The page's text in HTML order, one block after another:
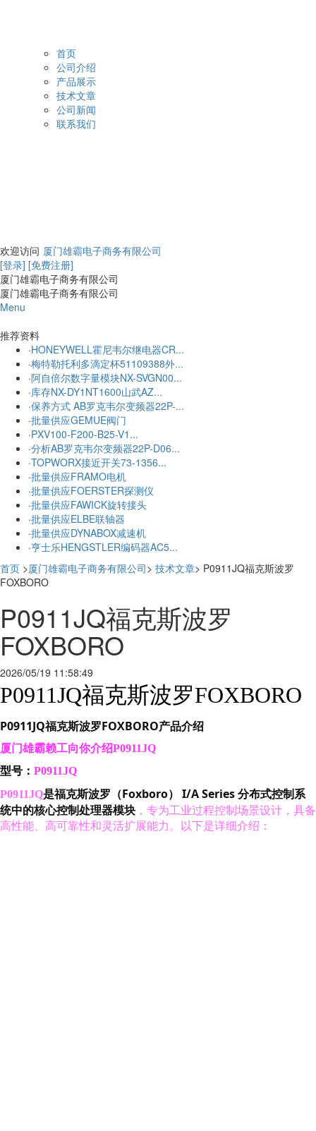
首页
公司介绍
产品展示
技术文章
公司新闻
联系我们
欢迎访问 厦门雄霸电子商务有限公司
[登录] [免费注册]
厦门雄霸电子商务有限公司
厦门雄霸电子商务有限公司
Menu
推荐资料
·HONEYWELL霍尼韦尔继电器CR...
·梅特勒托利多滴定杯51109388外...
·阿自倍尔数字量模块NX-SVGN00...
·库存NX-DY1NT1600山武AZ...
·保养方式 AB罗克韦尔变频器22P-...
·批量供应GEMUE阀门
·PXV100-F200-B25-V1...
·分析AB罗克韦尔变频器22P-D06...
·TOPWORX接近开关73-1356...
·批量供应FRAMO电机
·批量供应FOERSTER探测仪
·批量供应FAWICK旋转接头
·批量供应ELBE联轴器
·批量供应DYNABOX减速机
·亨士乐HENGSTLER编码器AC5...
首页 >厦门雄霸电子商务有限公司> 技术文章> P0911JQ福克斯波罗
FOXBORO
P0911JQ福克斯波罗
FOXBORO
2026/05/19 11:58:49
P0911JQ福克斯波罗FOXBORO
P0911JQ福克斯波罗FOXBORO产品介绍
厦门雄霸赖工向你介绍P0911JQ
型号： P0911JQ
P0911JQ是福克斯波罗（Foxboro） I/A Series 分布式控制系
统中的核心控制处理器模块 ，专为工业过程控制场景设计，具备
高性能、高可靠性和灵活扩展能力。以下是详细介绍：